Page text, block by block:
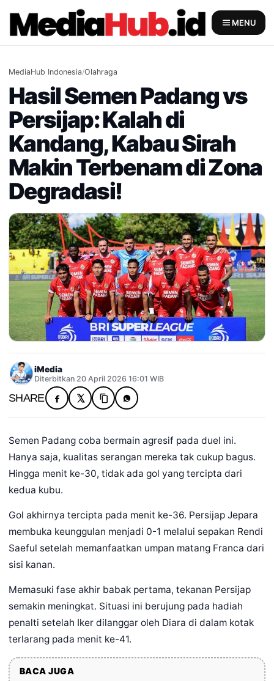
content
MENU
MediaHub Indonesia/Olahraga
Hasil Semen Padang vs
Persijap: Kalah di
Kandang, Kabau Sirah
Makin Terbenam di Zona
Degradasi!
iMedia
Diterbitkan 20 April 2026 16:01 WIB
SHARE
Semen Padang coba bermain agresif pada duel ini.
Hanya saja, kualitas serangan mereka tak cukup bagus.
Hingga menit ke-30, tidak ada gol yang tercipta dari
kedua kubu.
Gol akhirnya tercipta pada menit ke-36. Persijap Jepara
membuka keunggulan menjadi 0-1 melalui sepakan Rendi
Saeful setelah memanfaatkan umpan matang Franca dari
sisi kanan.
Memasuki fase akhir babak pertama, tekanan Persijap
semakin meningkat. Situasi ini berujung pada hadiah
penalti setelah Iker dilanggar oleh Diara di dalam kotak
terlarang pada menit ke-41.
BACA JUGA